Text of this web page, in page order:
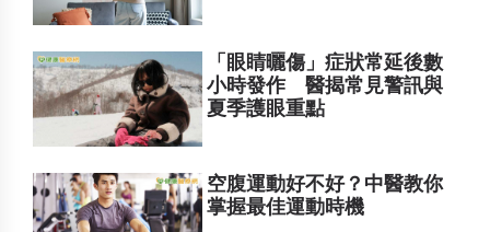
「眼睛曬傷」症狀常延後數
小時發作 醫揭常見警訊與
夏季護眼重點
空腹運動好不好？中醫教你
掌握最佳運動時機